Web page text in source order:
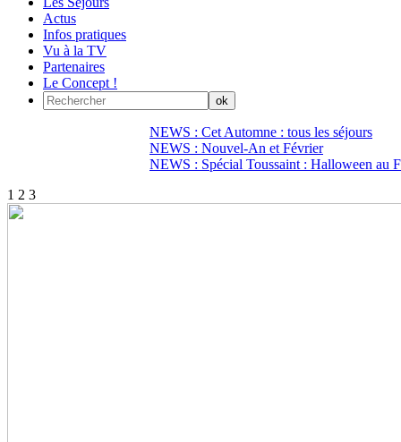
Actus
Infos pratiques
Vu à la TV
Partenaires
Le Concept !
NEWS : Cet Automne : tous les séjours
NEWS : Nouvel-An et Février
NEWS : Spécial Toussaint : Halloween au
1 2 3